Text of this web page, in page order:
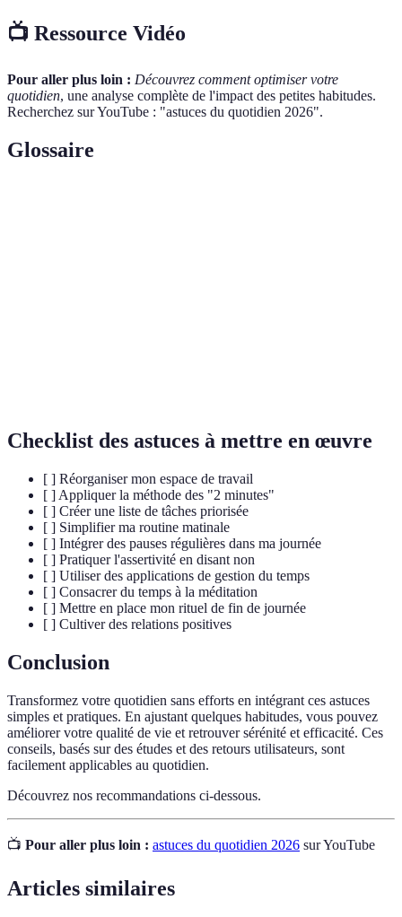
📺 Ressource Vidéo
Pour aller plus loin : Découvrez comment optimiser votre
quotidien, une analyse complète de l'impact des petites habitudes.
Recherchez sur YouTube : "astuces du quotidien 2026".
Glossaire
Checklist des astuces à mettre en œuvre
[ ] Réorganiser mon espace de travail
[ ] Appliquer la méthode des "2 minutes"
[ ] Créer une liste de tâches priorisée
[ ] Simplifier ma routine matinale
[ ] Intégrer des pauses régulières dans ma journée
[ ] Pratiquer l'assertivité en disant non
[ ] Utiliser des applications de gestion du temps
[ ] Consacrer du temps à la méditation
[ ] Mettre en place mon rituel de fin de journée
[ ] Cultiver des relations positives
Conclusion
Transformez votre quotidien sans efforts en intégrant ces astuces
simples et pratiques. En ajustant quelques habitudes, vous pouvez
améliorer votre qualité de vie et retrouver sérénité et efficacité. Ces
conseils, basés sur des études et des retours utilisateurs, sont
facilement applicables au quotidien.
Découvrez nos recommandations ci-dessous.
📺 Pour aller plus loin : astuces du quotidien 2026 sur YouTube
Articles similaires